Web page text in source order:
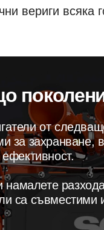
вериги
от
за захранване,
намалете
са съвместими